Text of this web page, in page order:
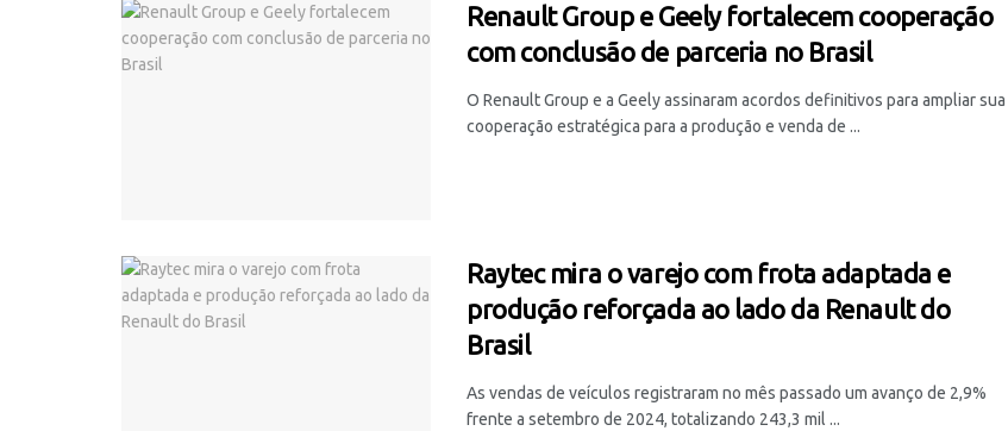
Renault Group e Geely fortalecem cooperação
com conclusão de parceria no Brasil
O Renault Group e a Geely assinaram acordos definitivos para ampliar sua
cooperação estratégica para a produção e venda de ...
Raytec mira o varejo com frota adaptada e
produção reforçada ao lado da Renault do
Brasil
As vendas de veículos registraram no mês passado um avanço de 2,9%
frente a setembro de 2024, totalizando 243,3 mil ...